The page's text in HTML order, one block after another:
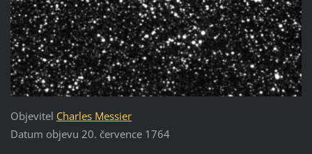
Objevitel Charles Messier
Datum objevu 20. července 1764